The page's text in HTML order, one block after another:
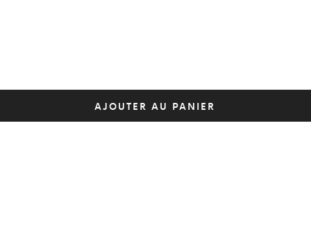
AJOUTER AU PANIER